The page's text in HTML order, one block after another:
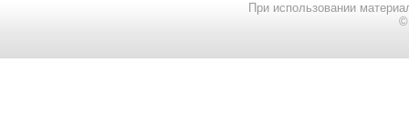
При использовании